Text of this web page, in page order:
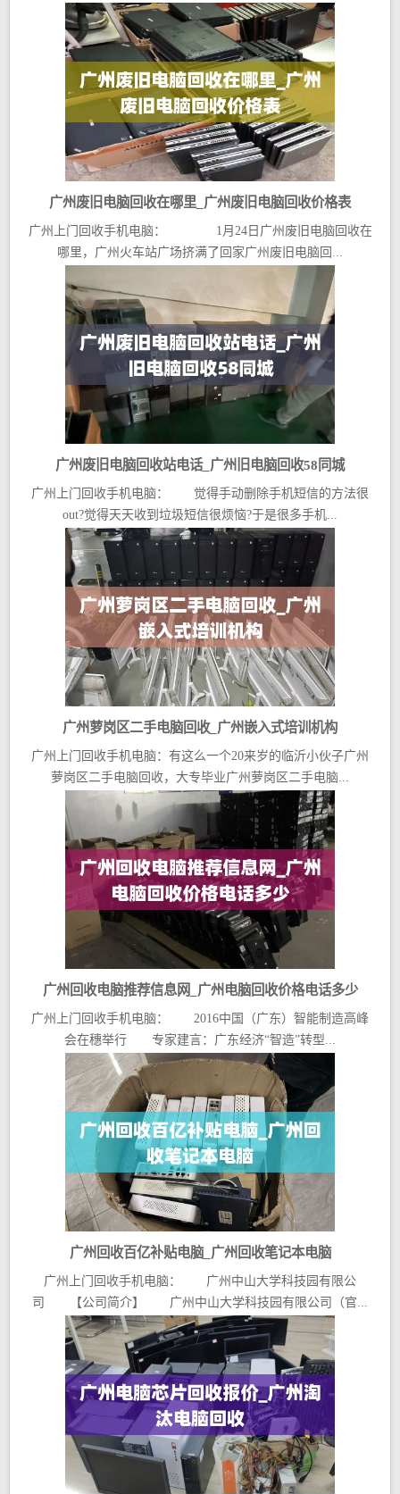
广州废旧电脑回收在哪里_广州废旧电脑回收价格表
广州上门回收手机电脑： 1月24日广州废旧电脑回收在
哪里，广州火车站广场挤满了回家广州废旧电脑回...
广州废旧电脑回收站电话_广州旧电脑回收58同城
广州上门回收手机电脑： 觉得手动删除手机短信的方法很
out?觉得天天收到垃圾短信很烦恼?于是很多手机...
广州萝岗区二手电脑回收_广州嵌入式培训机构
广州上门回收手机电脑：有这么一个20来岁的临沂小伙子广州
萝岗区二手电脑回收，大专毕业广州萝岗区二手电脑...
广州回收电脑推荐信息网_广州电脑回收价格电话多少
广州上门回收手机电脑： 2016中国（广东）智能制造高峰
会在穗举行 专家建言：广东经济“智造”转型...
广州回收百亿补贴电脑_广州回收笔记本电脑
广州上门回收手机电脑： 广州中山大学科技园有限公
司 【公司简介】 广州中山大学科技园有限公司（官...